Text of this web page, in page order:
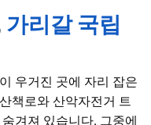
가리갈 국립
우거진 곳에 자리 잡은
책로와 산악자전거 트
겨져 있습니다. 그중에